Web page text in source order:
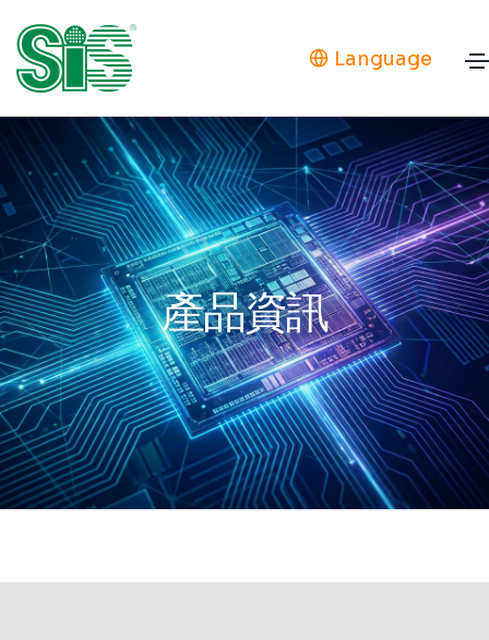
Language
產品資訊